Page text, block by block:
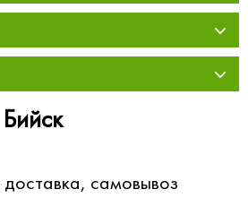
доставка, самовывоз